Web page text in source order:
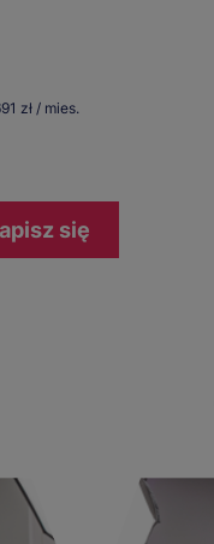
zł / mies.
się